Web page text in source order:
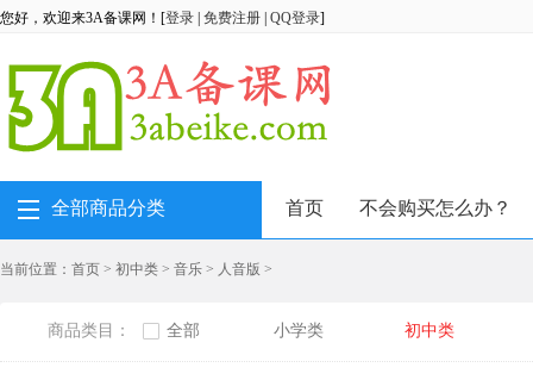
您好，欢迎来3A备课网！[登录 免费注册 QQ登录]
全部商品分类 首页 不会购买怎么办？
当前位置： 首页 > 初中类 > 音乐 > 人音版 >
商品类目： 全部 小学类 初中类